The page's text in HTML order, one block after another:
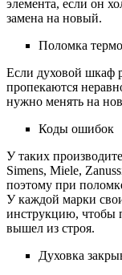
элемента, если он
замена на новый.
Поломка
Если духовой шкаф
пропекаются
нужно менять на
Коды ошибок
У таких
Simens, Miele,
поэтому при
У каждой марки
инструкцию, чтобы
вышел из строя.
Духовка